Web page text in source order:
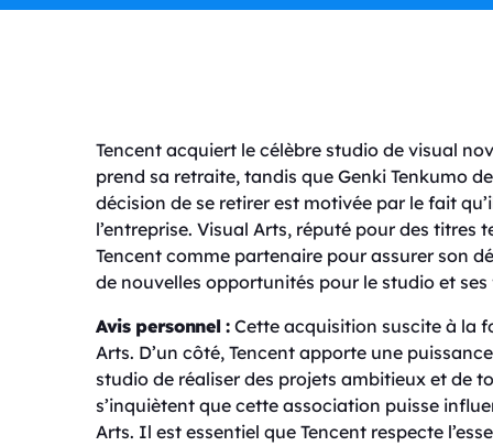
Tencent acquiert le célèbre studio de visual
prend sa retraite, tandis que Genki Tenkumo
décision de se retirer est motivée par le fait
l’entreprise. Visual Arts, réputé pour des titres
Tencent comme partenaire pour assurer son
de nouvelles opportunités pour le studio et
Avis personnel :Cette acquisition suscite à la
Arts. D’un côté, Tencent apporte une
studio de réaliser des projets ambitieux et de
s’inquiètent que cette association puisse
Arts. Il est essentiel que Tencent respecte